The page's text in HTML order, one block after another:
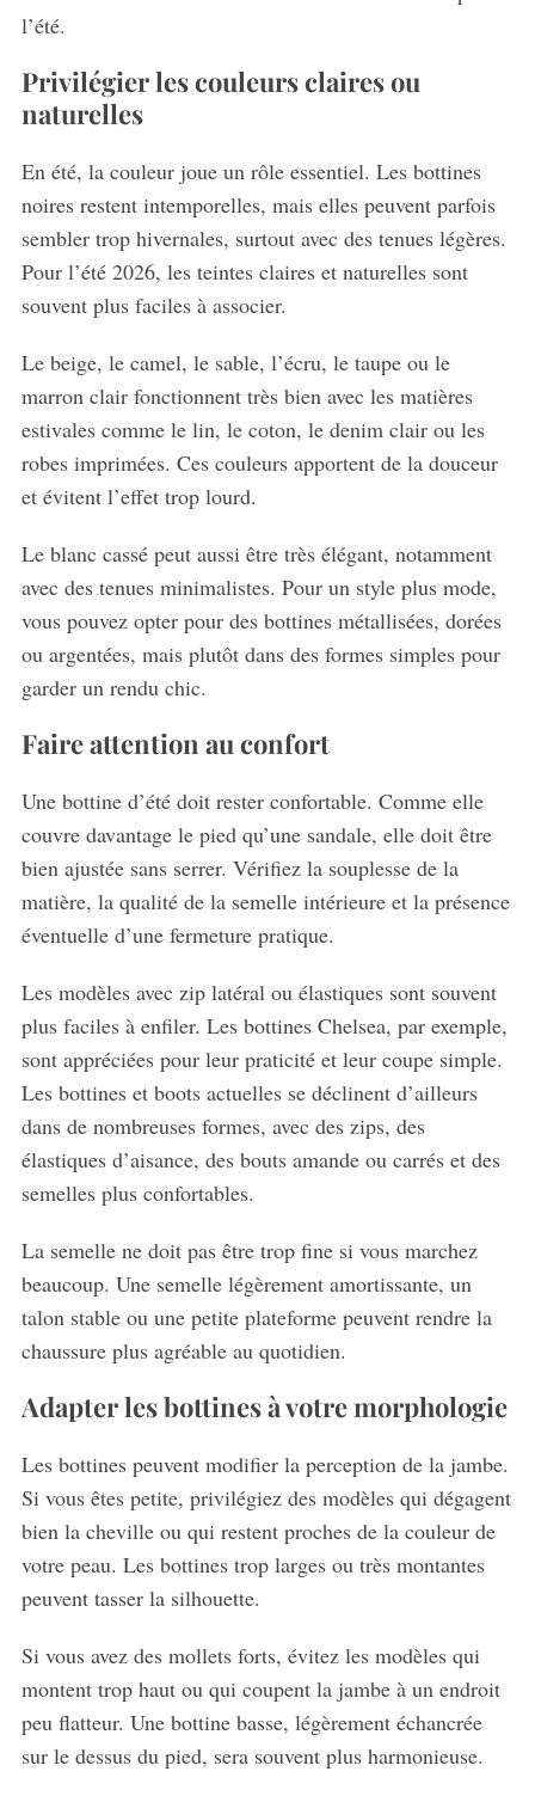
l’été.
Privilégier les couleurs claires ou
naturelles
En été, la couleur joue un rôle essentiel. Les bottines
noires restent intemporelles, mais elles peuvent parfois
sembler trop hivernales, surtout avec des tenues légères.
Pour l’été 2026, les teintes claires et naturelles sont
souvent plus faciles à associer.
Le beige, le camel, le sable, l’écru, le taupe ou le
marron clair fonctionnent très bien avec les matières
estivales comme le lin, le coton, le denim clair ou les
robes imprimées. Ces couleurs apportent de la douceur
et évitent l’effet trop lourd.
Le blanc cassé peut aussi être très élégant, notamment
avec des tenues minimalistes. Pour un style plus mode,
vous pouvez opter pour des bottines métallisées, dorées
ou argentées, mais plutôt dans des formes simples pour
garder un rendu chic.
Faire attention au confort
Une bottine d’été doit rester confortable. Comme elle
couvre davantage le pied qu’une sandale, elle doit être
bien ajustée sans serrer. Vérifiez la souplesse de la
matière, la qualité de la semelle intérieure et la présence
éventuelle d’une fermeture pratique.
Les modèles avec zip latéral ou élastiques sont souvent
plus faciles à enfiler. Les bottines Chelsea, par exemple,
sont appréciées pour leur praticité et leur coupe simple.
Les bottines et boots actuelles se déclinent d’ailleurs
dans de nombreuses formes, avec des zips, des
élastiques d’aisance, des bouts amande ou carrés et des
semelles plus confortables.
La semelle ne doit pas être trop fine si vous marchez
beaucoup. Une semelle légèrement amortissante, un
talon stable ou une petite plateforme peuvent rendre la
chaussure plus agréable au quotidien.
Adapter les bottines à votre morphologie
Les bottines peuvent modifier la perception de la jambe.
Si vous êtes petite, privilégiez des modèles qui dégagent
bien la cheville ou qui restent proches de la couleur de
votre peau. Les bottines trop larges ou très montantes
peuvent tasser la silhouette.
Si vous avez des mollets forts, évitez les modèles qui
montent trop haut ou qui coupent la jambe à un endroit
peu flatteur. Une bottine basse, légèrement échancrée
sur le dessus du pied, sera souvent plus harmonieuse.
a
c
h
f
r